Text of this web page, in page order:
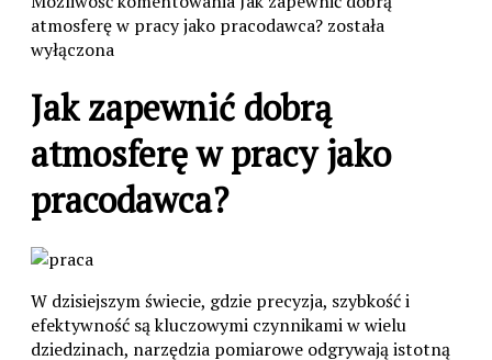
atmosferę w pracy jako pracodawca? została
wyłączona
Jak zapewnić dobrą
atmosferę w pracy jako
pracodawca?
W dzisiejszym świecie, gdzie precyzja, szybkość i
efektywność są kluczowymi czynnikami w wielu
dziedzinach, narzędzia pomiarowe odgrywają istotną